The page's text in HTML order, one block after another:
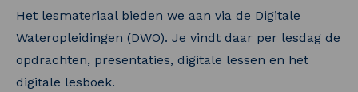
Het lesmateriaal bieden we aan via de Digitale
Wateropleidingen (DWO). Je vindt daar per lesdag de
opdrachten, presentaties, digitale lessen en het
digitale lesboek.